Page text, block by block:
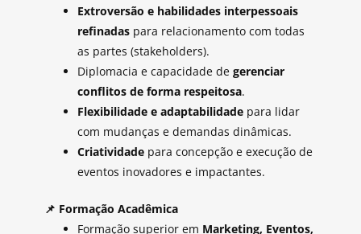
Extroversão e habilidades interpessoais
refinadaspara relacionamento com todas
as partes (stakeholders).
Diplomacia e capacidade de gerenciar
conflitos de forma respeitosa.
Flexibilidade e adaptabilidadepara lidar
com mudanças e demandas dinâmicas.
Criatividadepara concepção e execução de
eventos inovadores e impactantes.
📌 Formação Acadêmica
Formação superior em Marketing, Eventos,